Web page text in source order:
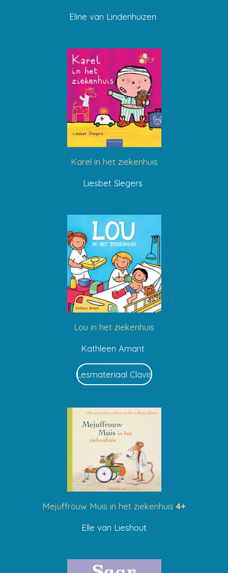
Eline van Lindenhuizen
Karel in het ziekenhuis
Liesbet Slegers
Lou in het ziekenhuis
Kathleen Amant
Lesmateriaal Clavis
Mejuffrouw Muis in het ziekenhuis4+
Elle van Lieshout